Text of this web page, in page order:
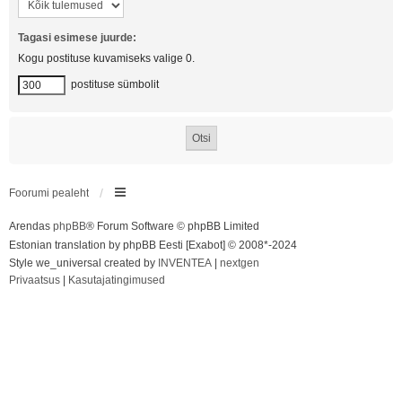
Tagasi esimese juurde:
Kogu postituse kuvamiseks valige 0.
postituse sümbolit
Foorumi pealeht
Arendas phpBB® Forum Software © phpBB Limited
Estonian translation by phpBB Eesti [Exabot] © 2008*-2024
Style we_universal created by INVENTEA
nextgen
Privaatsus
Kasutajatingimused